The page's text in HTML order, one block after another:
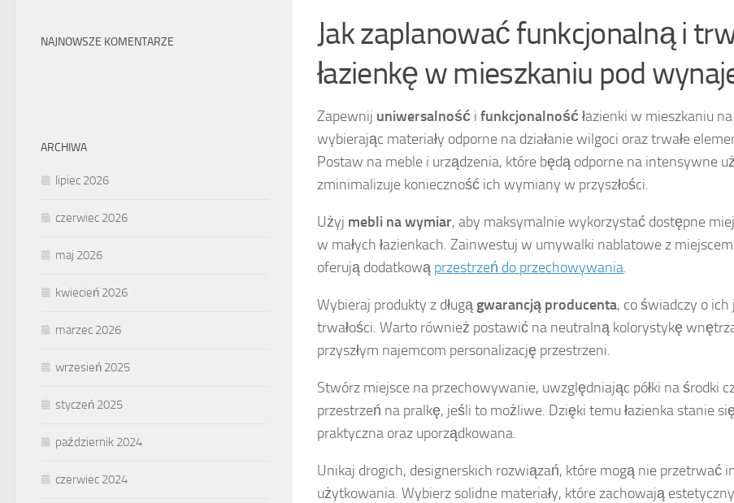
Jak zaplanować funkcjonalną i
łazienkę w mieszkaniu pod
Zapewnij uniwersalność i funkcjonalnośćłazienki w mieszkaniu
wybierając materiały odporne na działanie wilgoci oraz trwałe
Postaw na meble i urządzenia, które będą odporne na intensywne
zminimalizuje konieczność ich wymiany w przyszłości.
Użyj mebli na wymiar, aby maksymalnie wykorzystać dostępne
w małych łazienkach. Zainwestuj w umywalki nablatowe z
oferują dodatkową przestrzeń do przechowywania.
Wybieraj produkty z długą gwarancją producenta, co świadczy o ich
trwałości. Warto również postawić na neutralną kolorystykę
przyszłym najemcom personalizację przestrzeni.
Stwórz miejsce na przechowywanie, uwzględniając półki na środki
przestrzeń na pralkę, jeśli to możliwe. Dzięki temu łazienka stanie
praktyczna oraz uporządkowana.
Unikaj drogich, designerskich rozwiązań, które mogą nie przetrwać
użytkowania. Wybierz solidne materiały, które zachowają
NAJNOWSZE KOMENTARZE
ARCHIWA
lipiec 2026
czerwiec 2026
maj 2026
kwiecień 2026
marzec 2026
wrzesień 2025
styczeń 2025
październik 2024
czerwiec 2024